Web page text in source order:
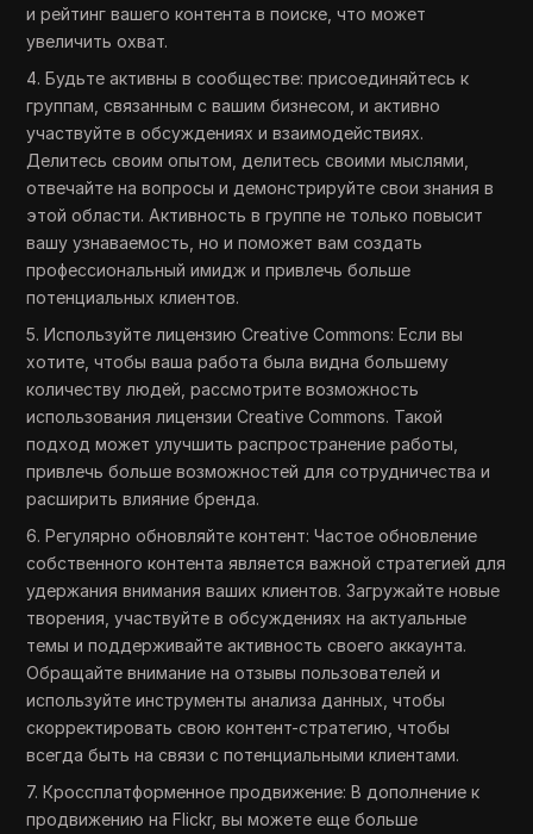
и рейтинг вашего контента в поиске, что может
увеличить охват.
4. Будьте активны в сообществе: присоединяйтесь к
группам, связанным с вашим бизнесом, и активно
участвуйте в обсуждениях и взаимодействиях.
Делитесь своим опытом, делитесь своими мыслями,
отвечайте на вопросы и демонстрируйте свои знания в
этой области. Активность в группе не только повысит
вашу узнаваемость, но и поможет вам создать
профессиональный имидж и привлечь больше
потенциальных клиентов.
5. Используйте лицензию Creative Commons: Если вы
хотите, чтобы ваша работа была видна большему
количеству людей, рассмотрите возможность
использования лицензии Creative Commons. Такой
подход может улучшить распространение работы,
привлечь больше возможностей для сотрудничества и
расширить влияние бренда.
6. Регулярно обновляйте контент: Частое обновление
собственного контента является важной стратегией для
удержания внимания ваших клиентов. Загружайте новые
творения, участвуйте в обсуждениях на актуальные
темы и поддерживайте активность своего аккаунта.
Обращайте внимание на отзывы пользователей и
используйте инструменты анализа данных, чтобы
скорректировать свою контент-стратегию, чтобы
всегда быть на связи с потенциальными клиентами.
7. Кроссплатформенное продвижение: В дополнение к
продвижению на Flickr, вы можете еще больше